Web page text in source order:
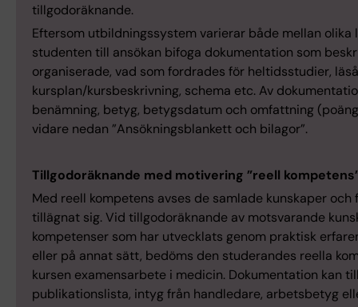
tillgodoräknande.
Eftersom utbildningssystem varierar både mellan olika
studenten till ansökan bifoga dokumentation som
organiserade, vad som fordrades för heltidsstudier,
kursplan/kursbeskrivning, schema etc. Av
benämning, betyg, betygsdatum och omfattning
vidare nedan ”Ansökningsblankett och bilagor”.
Tillgodoräknande med motivering ”reell
Med reell kompetens avses de samlade kunskaper
tillägnat sig. Vid tillgodoräknande av motsvarande
kompetenser som har utvecklats genom praktisk
eller på annat sätt, bedöms den studerandes reella
kursen examensarbete i medicin. Dokumentation kan
publikationslista, intyg från handledare, arbetsbetyg